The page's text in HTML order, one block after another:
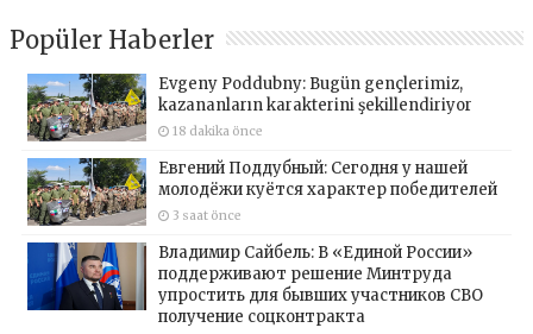
Popüler Haberler
Evgeny Poddubny: Bugün gençlerimiz,
kazananların karakterini şekillendiriyor
18 dakika önce
Евгений Поддубный: Сегодня у нашей
молодёжи куётся характер победителей
3 saat önce
Владимир Сайбель: В «Единой России»
поддерживают решение Минтруда
упростить для бывших участников СВО
получение соцконтракта